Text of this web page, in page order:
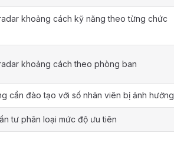
khoảng cách kỹ năng theo từng chức
khoảng cách theo phòng ban
cần đào tạo với số nhân viên bị ảnh hưởng
tư phân loại mức độ ưu tiên